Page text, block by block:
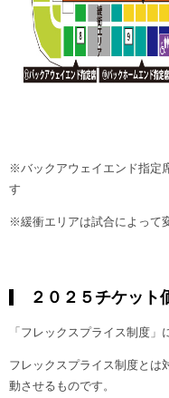
※バックアウェイエンド指定
す
※緩衝エリアは試合によって
２０２５チケット
「フレックスプライス制度」
フレックスプライス制度とは
動させるものです。